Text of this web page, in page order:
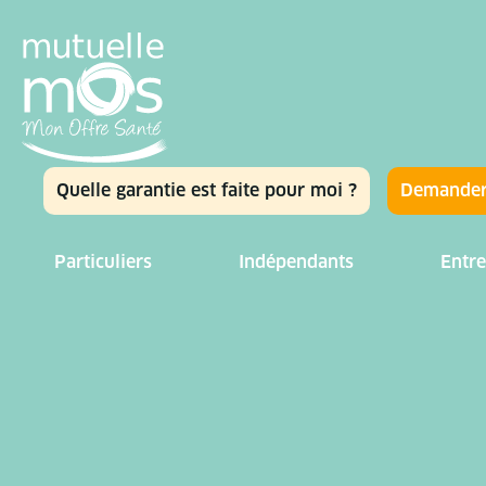
Quelle garantie est faite pour moi ?
Particuliers Indépendants